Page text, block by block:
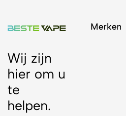
Wij zijn
hier om u
te
helpen.
Merken